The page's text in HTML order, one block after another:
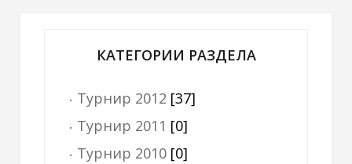
КАТЕГОРИИ РАЗДЕЛА
Турнир 2012 [37]
Турнир 2011 [0]
Турнир 2010 [0]